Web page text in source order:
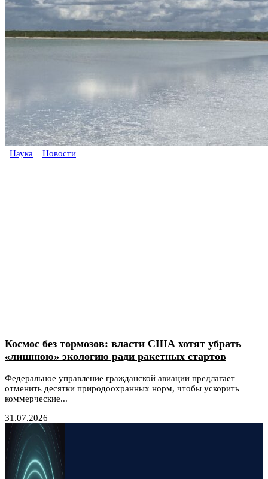
Наука Новости
Космос без тормозов: власти США хотят убрать
«лишнюю» экологию ради ракетных стартов
Федеральное управление гражданской авиации предлагает
отменить десятки природоохранных норм, чтобы ускорить
коммерческие...
31.07.2026